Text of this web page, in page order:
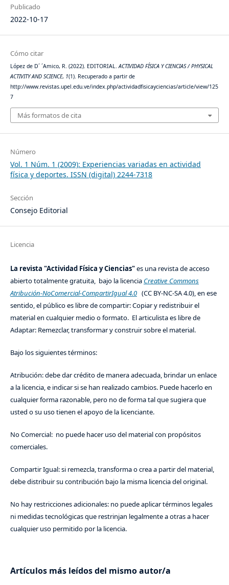
Publicado
2022-10-17
Cómo citar
López de D´ ´Amico, R. (2022). EDITORIAL.ACTIVIDAD FÍSICA Y CIENCIAS / PHYSICAL
ACTIVITY AND SCIENCE, 1(1). Recuperado a partir de
http://www.revistas.upel.edu.ve/index.php/actividadfisicayciencias/article/view/125
7
Más formatos de cita
Número
Vol. 1 Núm. 1 (2009): Experiencias variadas en actividad
física y deportes. ISSN (digital) 2244-7318
Sección
Consejo Editorial
Licencia
La revista "Actividad Física y Ciencias"es una revista de acceso
abierto totalmente gratuita, bajo la licencia Creative Commons
Atribución-NoComercial-CompartirIgual 4.0(CC BY-NC-SA 4.0), en ese
sentido, el público es libre de compartir: Copiar y redistribuir el
material en cualquier medio o formato. El articulista es libre de
Adaptar: Remezclar, transformar y construir sobre el material.
Bajo los siguientes términos:
Atribución: debe dar crédito de manera adecuada, brindar un enlace
a la licencia, e indicar si se han realizado cambios. Puede hacerlo en
cualquier forma razonable, pero no de forma tal que sugiera que
usted o su uso tienen el apoyo de la licenciante.
No Comercial: no puede hacer uso del material con propósitos
comerciales.
Compartir Igual: si remezcla, transforma o crea a partir del material,
debe distribuir su contribución bajo la misma licencia del original.
No hay restricciones adicionales: no puede aplicar términos legales
ni medidas tecnológicas que restrinjan legalmente a otras a hacer
cualquier uso permitido por la licencia.
Artículos más leídos del mismo autor/a